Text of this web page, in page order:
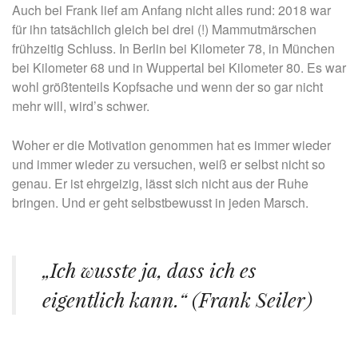
Auch bei Frank lief am Anfang nicht alles rund: 2018 war
für ihn tatsächlich gleich bei drei (!) Mammutmärschen
frühzeitig Schluss. In Berlin bei Kilometer 78, in München
bei Kilometer 68 und in Wuppertal bei Kilometer 80. Es war
wohl größtenteils Kopfsache und wenn der so gar nicht
mehr will, wird’s schwer.
Woher er die Motivation genommen hat es immer wieder
und immer wieder zu versuchen, weiß er selbst nicht so
genau. Er ist ehrgeizig, lässt sich nicht aus der Ruhe
bringen. Und er geht selbstbewusst in jeden Marsch.
„Ich wusste ja, dass ich es
eigentlich kann.“ (Frank Seiler)